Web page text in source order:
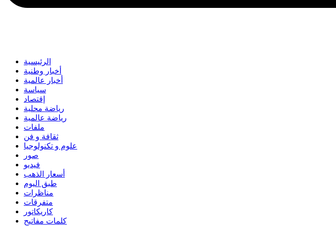
الرئيسية
أخبار وطنية
أخبار عالمية
سياسة
إقتصاد
رياضة محلية
رياضة عالمية
ملفات
ثقافة و فن
علوم و تكنولوجيا
صور
فيديو
أسعار الذهب
طبق اليوم
مناظرات
متفرقات
كاريكاتور
كلمات مفاتيح